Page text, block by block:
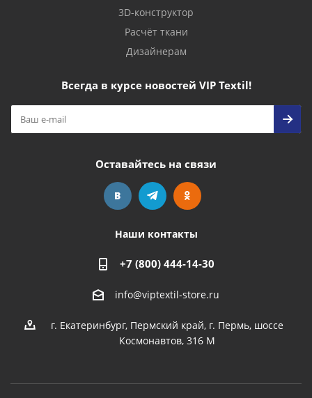
3D-конструктор
Расчёт ткани
Дизайнерам
Всегда в курсе новостей VIP Textil!
Оставайтесь на связи
Наши контакты
+7 (800) 444-14-30
info@viptextil-store.ru
г. Екатеринбург, Пермский край, г. Пермь, шоссе
Космонавтов, 316 М